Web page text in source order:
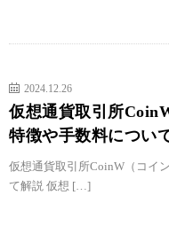
2024.12.26
仮想通貨取引所
特徴や手数料につい
仮想通貨取引所CoinW（コイ
て解説 仮想 […]